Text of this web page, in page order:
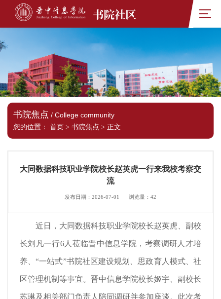
书院社区
书院焦点 / College community
您的位置：
首页 > 书院焦点 > 正文
大同数据科技职业学院校长赵英虎一行来我校考察交
流
发布日期：2026-07-01 浏览量： 42
近日，大同数据科技职业学院校长赵英虎、副校
长刘凡一行6人莅临晋中信息学院，考察调研人才培
养、“一站式”书院社区建设规划、思政育人模式、社
区管理机制等事宜。晋中信息学院校长姬宇、副校长
苏琳及相关部门负责人陪同调研并参加座谈。此次考